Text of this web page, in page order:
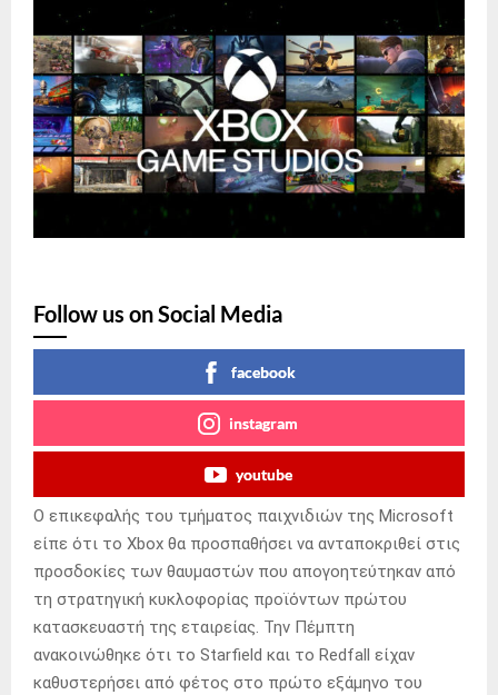
Follow us on Social Media
facebook
instagram
youtube
Ο επικεφαλής του τμήματος παιχνιδιών της Microsoft
είπε ότι το Xbox θα προσπαθήσει να ανταποκριθεί στις
προσδοκίες των θαυμαστών που απογοητεύτηκαν από
τη στρατηγική κυκλοφορίας προϊόντων πρώτου
κατασκευαστή της εταιρείας. Την Πέμπτη
ανακοινώθηκε ότι το Starfield και το Redfall είχαν
καθυστερήσει από φέτος στο πρώτο εξάμηνο του